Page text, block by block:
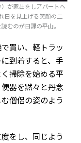
が家出をしアパートへ
日を見上げる笑顔の二
むのが日課の平山。
買い、軽トラッ
到着すると、手
掃除を始める平
器を黙々と丹念
僧侶の姿のよう
をし、同じよう